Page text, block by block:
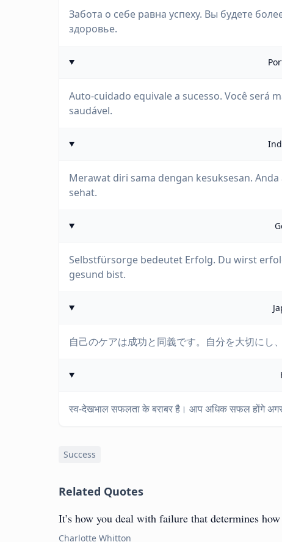
Забота о себе равна успеху. Вы будете
здоровье.
Auto-cuidado equivale a sucesso. Você será
saudável.
Merawat diri sama dengan kesuksesan.
sehat.
Selbstfürsorge bedeutet Erfolg. Du wirst
gesund bist.
自己のケアは成功と同義です。自分を大切にし
स्व-देखभाल सफलता के बराबर है। आप अधिक सफल होंगे
Success
Related Quotes
It’s how you deal with failure that determines how
Charlotte Whitton